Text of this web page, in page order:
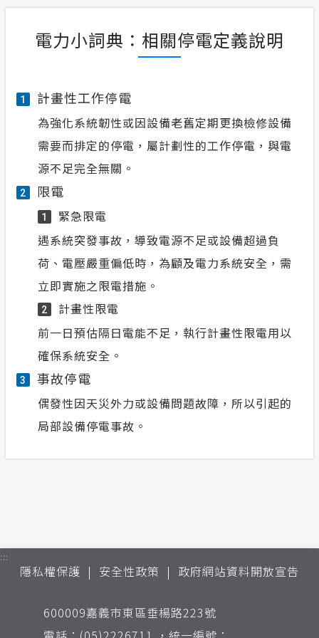
電力小詞典：相關停電定義說明
1 計畫性工作停電
為強化系統韌性或因設備老舊定期更換檢修設備
需要而排定的停電，屬計劃性的工作停電，與電
源不足完全無關。
2 限電
1
緊急限電
遇系統突發事故，導致電源不足或設備超過負
荷、電壓嚴重偏低時，為顧及電力系統安全，需
立即實施之限電措施。
2
計畫性限電
前一日預估隔日電能不足，執行計畫性限電用以
確保系統安全。
3 事故停電
偶發性因天災外力或設備問題故障，所以引起的
局部設備停電事故。
:::
隱私權保護 安全性政策 政府網站資料開放宣告
600009嘉義市東區垂楊路223號